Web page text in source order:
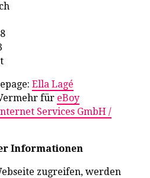
Ella Lagé
für eBoy
Services GmbH /
Informationen
zugreifen, werden